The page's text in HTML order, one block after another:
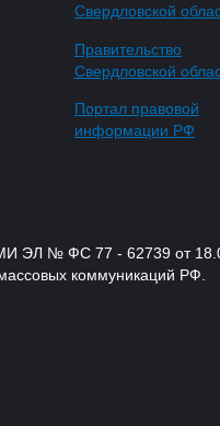
Свердловской
Правительство
Свердловской
Портал правовой
информации РФ
ЭЛ № ФС 77 - 62739 от
коммуникаций РФ.